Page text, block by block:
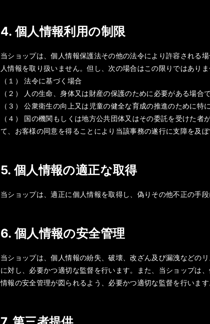
4. 個人情報利用の制限
当ショップは、個人情報保護法その他の法令により許容される
人情報を取り扱いません。但し、次の場合はこの限りではありま
（１） 法令に基づく場合
（２） 人の生命、身体又は財産の保護のために必要がある場
（３） 公衆衛生の向上又は児童の健全な育成の推進のために
（４） 国の機関もしくは地方公共団体又はその委託を受けた
て、お客様の同意を得ることにより当該事務の遂行に支障を及
5. 個人情報の適正な取得
当ショップは、適正に個人情報を取得し、偽りその他不正の手段
6. 個人情報の安全管理
当ショップは、個人情報の紛失、破壊、改ざん及び漏洩などの
に対し、必要かつ適切な監督を行います。また、当ショップは
情報の安全管理が図られるよう、必要かつ適切な監督を行います